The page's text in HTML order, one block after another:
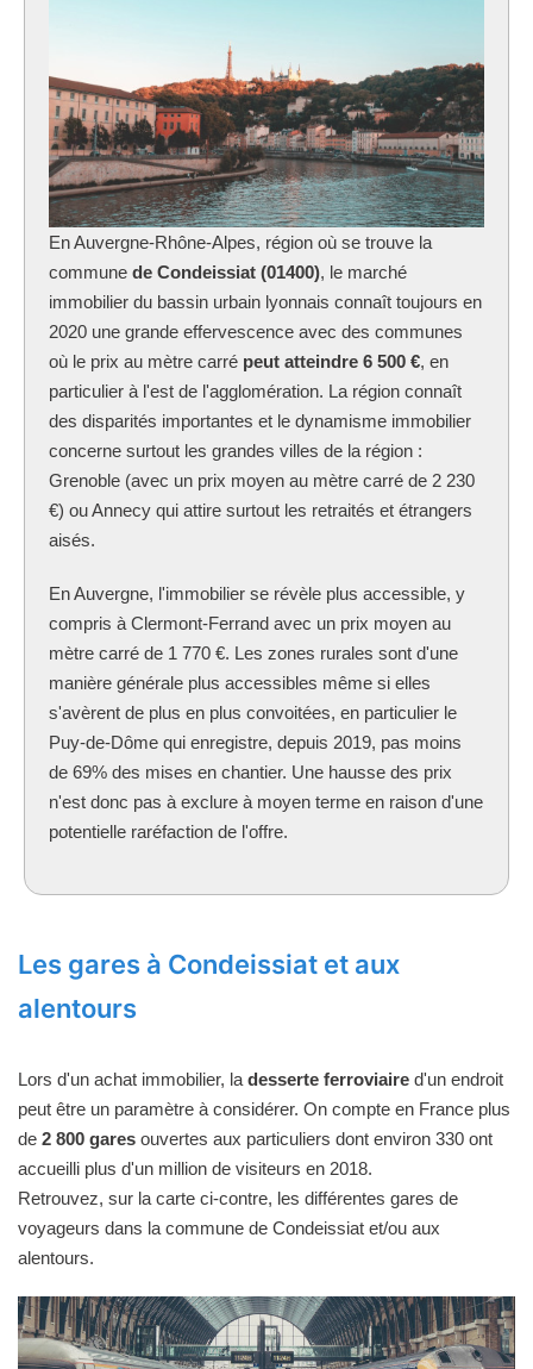
En Auvergne-Rhône-Alpes, région où se trouve la
commune de Condeissiat (01400), le marché
immobilier du bassin urbain lyonnais connaît toujours en
2020 une grande effervescence avec des communes
où le prix au mètre carré peut atteindre 6 500 €, en
particulier à l'est de l'agglomération. La région connaît
des disparités importantes et le dynamisme immobilier
concerne surtout les grandes villes de la région :
Grenoble (avec un prix moyen au mètre carré de 2 230
€) ou Annecy qui attire surtout les retraités et étrangers
aisés.
En Auvergne, l'immobilier se révèle plus accessible, y
compris à Clermont-Ferrand avec un prix moyen au
mètre carré de 1 770 €. Les zones rurales sont d'une
manière générale plus accessibles même si elles
s'avèrent de plus en plus convoitées, en particulier le
Puy-de-Dôme qui enregistre, depuis 2019, pas moins
de 69% des mises en chantier. Une hausse des prix
n'est donc pas à exclure à moyen terme en raison d'une
potentielle raréfaction de l'offre.
Les gares à Condeissiat et aux
alentours
Lors d'un achat immobilier, la desserte ferroviaire d'un endroit
peut être un paramètre à considérer. On compte en France plus
de 2 800 gares ouvertes aux particuliers dont environ 330 ont
accueilli plus d'un million de visiteurs en 2018.
Retrouvez, sur la carte ci-contre, les différentes gares de
voyageurs dans la commune de Condeissiat et/ou aux
alentours.